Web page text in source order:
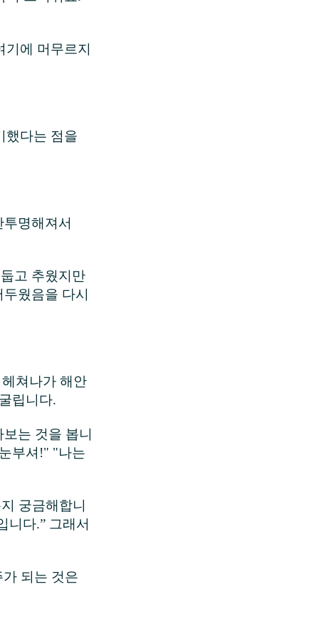
에 머무르지
했다는 점을
명해져서
고 추웠지만
웠음을 다시
쳐나가 해안
립니다.
는 것을 봅니
부셔!" "나는
궁금해합니
니다.” 그래서
되는 것은